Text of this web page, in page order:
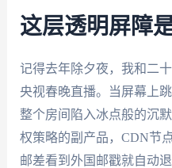
这层透明屏障
记得去年除夕夜，我和二
央视春晚直播。当屏幕上
整个房间陷入冰点般的沉
权策略的副产品，CDN节
邮差看到外国邮戳就自动